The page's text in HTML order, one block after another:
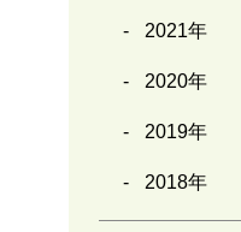
2021年
2020年
2019年
2018年